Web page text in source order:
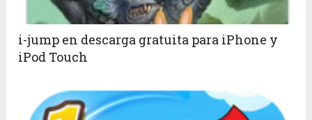
i-jump en descarga gratuita para iPhone y
iPod Touch